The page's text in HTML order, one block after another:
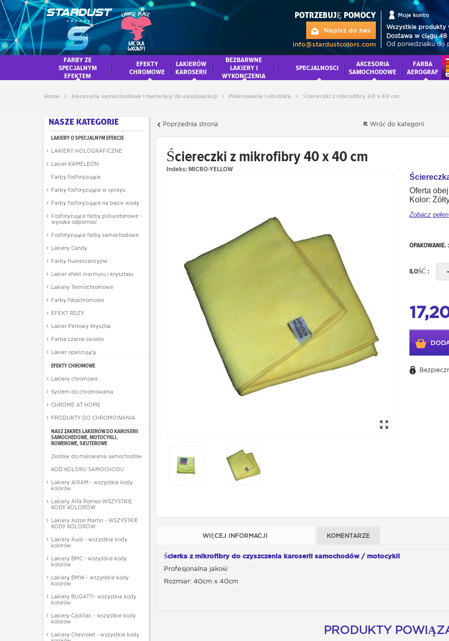
POTRZEBUJĘ POMOCY
Napisz do nas
info@stardustcolors.com
Moje konto
Wszystkie produkty
Dostawa w ciągu 48
Od poniedziałku
FARBY ZE
SPECJALNYM
EFEKTEM
EFEKTY
CHROMOWE
LAKIERÓW
KAROSERII
BEZBARWNE
LAKIERY I
WYKONCZENIA
SPECJALNOSCI
AKCESORIA
SAMOCHODOWE
FARBA
AEROGRAF
Home > Akcesoria samochodowe i materiały do eksploatacji > Polerowanie i obróbka > Ściereczki z mikrofibry 40 x 40 cm
NASZE KATEGORIE
LAKIERY O SPECJALNYM EFEKCIE
LAKIERY HOLOGRAFICZNE
Lakier KAMELEON
Farby fosforyzujące
Farby fosforyzujące w sprayu
Farby fosforyzujące na bazie wody
Fosforyzujące farby poliuretanowe -
wysoka odporność
Fosforyzujące farby samochodowe
Lakiery Candy
Farby fluorescencyjne
Lakier efekt marmuru i kryształu
Lakiery Termochromowe
Farby fotochromowe
EFEKT RDZY
Lakier Perłowy Kryształ
Farba czarne światło
Lakier opalizujący
EFEKTY CHROMOWE
Lakiery chromowe
System do chromowania
CHROME AT HOME
PRODUKTY DO CHROMOWANIA
NASZ ZAKRES LAKIERÓW DO KAROSERII
SAMOCHEDOWE, MOTOCYKLI,
ROWEROWE, SKUTEROWE
Zestaw do malowania samochodów
KOD KOLORU SAMOCHODU
Lakiery AIXAM - wszystkie kody
kolorów
Lakiery Alfa Romeo WSZYSTKIE
KODY KOLORÓW
Lakiery Aston Martin - WSZYSTKIE
KODY KOLORÓW
Lakiery Audi - wszystkie kody
kolorów
Lakiery BMC - wszystkie kody
kolorów
Lakiery BMW - wszystkie kody
kolorów
Lakiery BUGATTI- wszystkie kody
kolorów
Lakiery Cadillac - wszystkie kody
kolorów
Lakiery Chevrolet - wszystkie kody
Poprzednia strona Wróć do kategorii
Ściereczki z mikrofibry 40 x 40 cm
Indeks:MICRO-YELLOW
Oferta
Kolor:
Zobacz
OPAKOWANIE.
ILOŚĆ :
WIĘCEJ INFORMACJI KOMENTARZE
Ścierka z mikrofibry do czyszczenia karoserii samochodów / motocykli
Profesjonalna jakość
Rozmiar: 40cm x 40cm
PRODUKTY